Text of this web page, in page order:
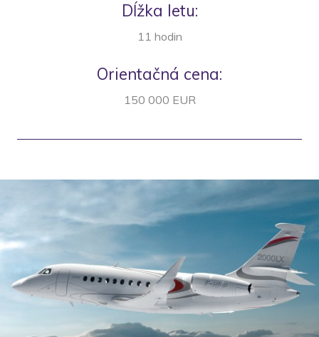
Dĺžka letu:
11 hodin
Orientačná cena:
150 000 EUR